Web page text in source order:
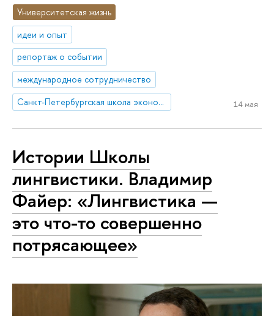
Университетская жизнь
идеи и опыт
репортаж о событии
международное сотрудничество
Санкт-Петербургская школа экономики и менеджмента
14 мая
Истории Школы
лингвистики. Владимир
Файер: «Лингвистика —
это что-то совершенно
потрясающее»